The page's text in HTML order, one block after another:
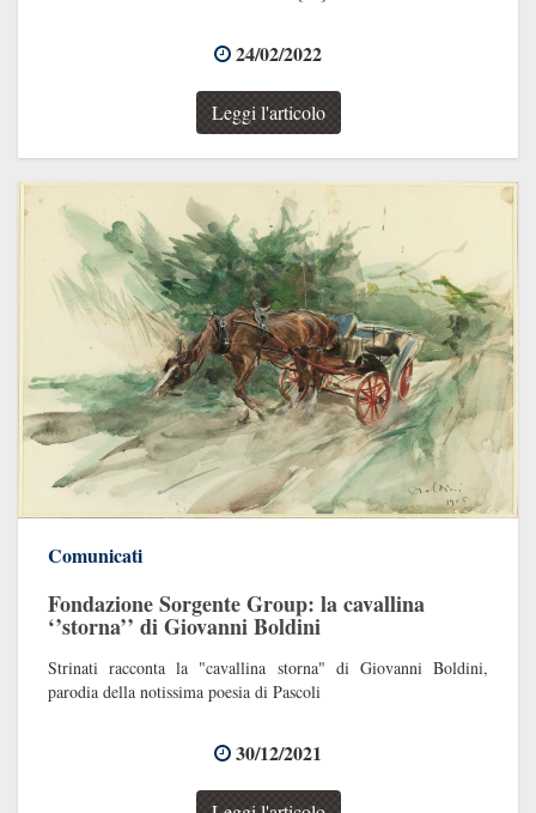
24/02/2022
Leggi l'articolo
Comunicati
Fondazione Sorgente Group: la cavallina
‘’storna’’ di Giovanni Boldini
Strinati racconta la "cavallina storna" di Giovanni Boldini,
parodia della notissima poesia di Pascoli
30/12/2021